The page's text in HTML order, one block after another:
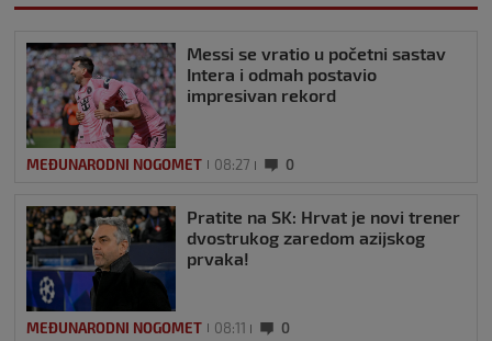
Messi se vratio u početni sastav
Intera i odmah postavio
impresivan rekord
MEĐUNARODNI NOGOMET 08:27 0
Pratite na SK: Hrvat je novi trener
dvostrukog zaredom azijskog
prvaka!
MEĐUNARODNI NOGOMET 08:11 0